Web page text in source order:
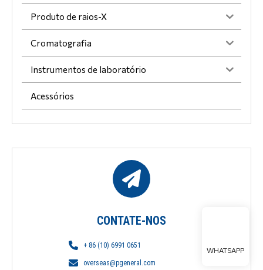
Produto de raios-X
Cromatografia
Instrumentos de laboratório
Acessórios
CONTATE-NOS
+ 86 (10) 6991 0651
overseas@pgeneral.com
WHATSAPP